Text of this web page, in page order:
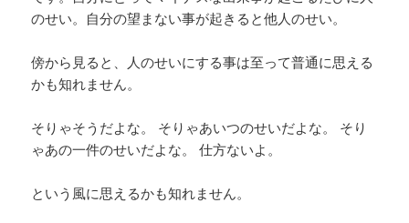
のせい。自分の望まない事が起きると他人のせい。
傍から見ると、人のせいにする事は至って普通に思える
かも知れません。
そりゃそうだよな。 そりゃあいつのせいだよな。 そり
ゃあの一件のせいだよな。 仕方ないよ。
という風に思えるかも知れません。